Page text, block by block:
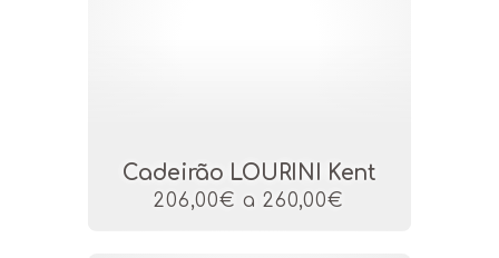
Cadeirão LOURINI Kent
206,00€ a 260,00€